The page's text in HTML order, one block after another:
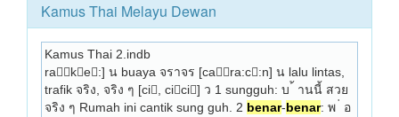
Kamus Thai Melayu Dewan
Kamus Thai 2.indb
rake:] น buaya จราจร [cara:c:n] น lalu lintas,
trafik จริง, จริง ๆ [ci, cici] ว 1 sungguh: บ ้ านนี้ สวย
จริง ๆ Rumah ini cantik sung­ guh. 2 benar-benar: พ ่ อ